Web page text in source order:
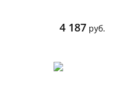
4 187 руб.